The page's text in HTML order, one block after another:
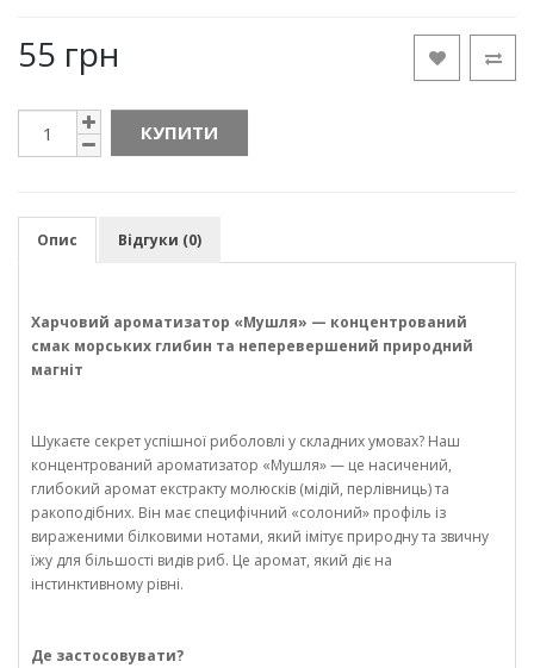
55 грн
КУПИТИ
Опис Відгуки (0)
Харчовий ароматизатор «Мушля» — концентрований
смак морських глибин та неперевершений природний
магніт
Шукаєте секрет успішної риболовлі у складних умовах? Наш
концентрований ароматизатор «Мушля» — це насичений,
глибокий аромат екстракту молюсків (мідій, перлівниць) та
ракоподібних. Він має специфічний «солоний» профіль із
вираженими білковими нотами, який імітує природну та звичну
їжу для більшості видів риб. Це аромат, який діє на
інстинктивному рівні.
Де застосовувати?